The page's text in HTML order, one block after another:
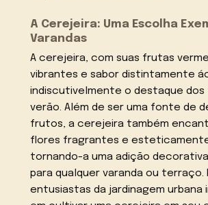
A Cerejeira: Uma Escolha
Varandas
A cerejeira, com suas frutas
vibrantes e sabor distintamente
indiscutivelmente o destaque
verão. Além de ser uma fonte de
frutos, a cerejeira também
flores fragrantes e
tornando-a uma adição
para qualquer varanda ou terraço.
entusiastas da jardinagem urbana